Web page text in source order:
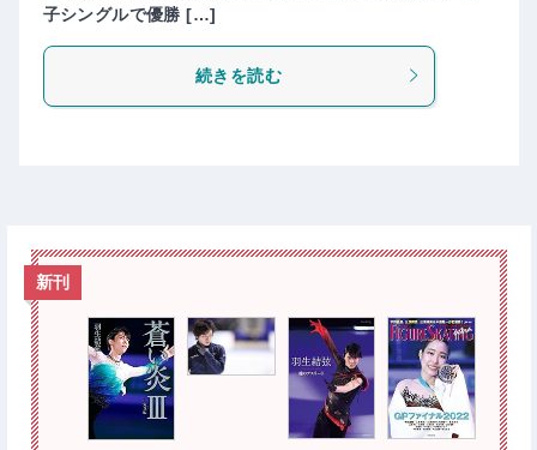
子シングルで優勝 […]
続きを読む
新刊